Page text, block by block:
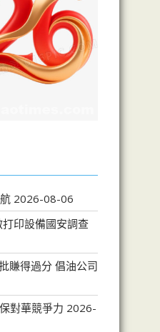
2026-08-06
印設備國安調查
賺得過分 倡油公司
對華競爭力 2026-